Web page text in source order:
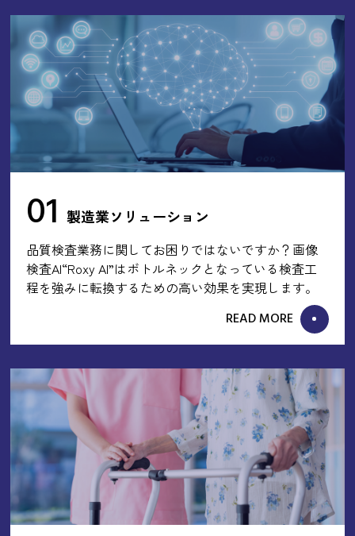
01 製造業ソリューション
品質検査業務に関してお困りではないですか？画像
検査AI“Roxy AI”はボトルネックとなっている検査工
程を強みに転換するための高い効果を実現します。
READ MORE